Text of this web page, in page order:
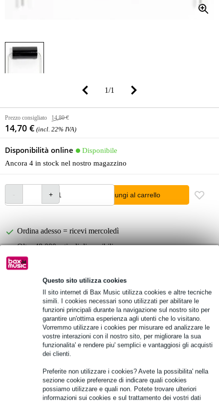
Questo sito utilizza cookies
Il sito internet di Bax Music utilizza cookies e altre tecniche
simili. I cookies necessari sono utilizzati per abilitare le
funzioni principali durante la navigazione sul nostro sito per
garantire un'ottima esperienza agli utenti che lo visitano.
Vorremmo utilizzare i cookies per misurare ed analizzare le
vostre interazioni con il nostro sito, per migliorare la sua
funzionalita' e rendere piu' semplici e vantaggiosi gli acquisti
dei clienti.
Preferite non utilizzare i cookies? Avete la possibilita' nella
sezione cookie preferenze di indicare quali cookies
possiamo utilizzare e quali non. Potete trovare ulteriori
informazioni sui cookies e sul trattamento dei vostri dati
1/1
Prezzo consigliato 14,80 €
14,70 € (incl. 22% IVA)
Disponibilità online
Disponibile
Ancora 4 in stock nel nostro magazzino
Aggiungi al carrello
Ordina adesso = ricevi mercoledì
Oltre 48.000 articoli disponibili
1.250 marchi leader
Informazioni sul prodotto
applicazione: filtri passivi per altoparlanti / crossover
diametro: 27 mm
lunghezza: 45 mm
Specifiche complete
Accessori (7)